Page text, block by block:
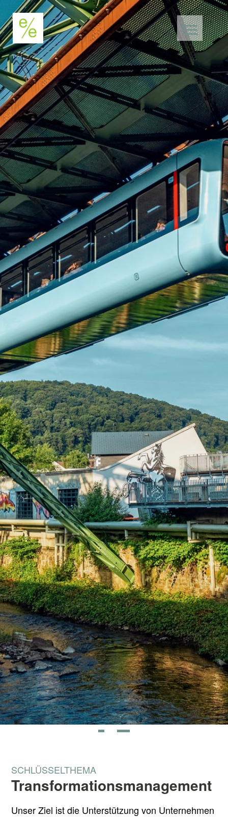
SCHLÜSSELTHEMA
Transformations­management
Unser Ziel ist die Unterstützung von Unternehmen